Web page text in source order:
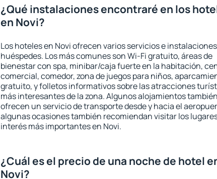
¿Qué instalaciones encontraré en los
en Novi?
Los hoteles en Novi ofrecen varios servicios e
huéspedes. Los más comunes son Wi-Fi gratuito, áreas de
bienestar con spa, minibar/caja fuerte en la habitación,
comercial, comedor, zona de juegos para niños,
gratuito, y folletos informativos sobre las atracciones
más interesantes de la zona. Algunos alojamientos también
ofrecen un servicio de transporte desde y hacia el
algunas ocasiones también recomiendan visitar los
interés más importantes en Novi.
¿Cuál es el precio de una noche de hotel
Novi?